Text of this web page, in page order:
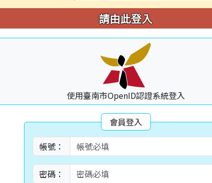
請由此登入
使用臺南市OpenID認證系統登入
會員登入
帳號：
密碼：